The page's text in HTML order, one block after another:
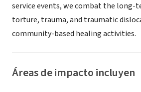
service events, we combat the long-
torture, trauma, and traumatic
community-based healing activities.
Áreas de impacto incluyen